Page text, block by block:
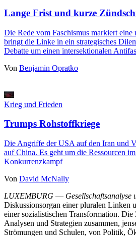
Lange Frist und kurze
Die Rede vom Faschismus markiert
bringt die Linke in ein strategisches
Debatte um einen intersektionalen
Von Benjamin Opratko
Krieg und Frieden
Trumps Rohstoffkriege
Die Angriffe der USA auf den Iran und
auf China. Es geht um die Ressourcen
Konkurrenzkampf
Von David McNally
LUXEMBURG — Gesellschaftsanalyse
Diskussionsorgan einer pluralen Linken
einer sozialistischen Transformation.
Analysen und Strategien zusammen,
Strömungen und Schulen, von Politik,